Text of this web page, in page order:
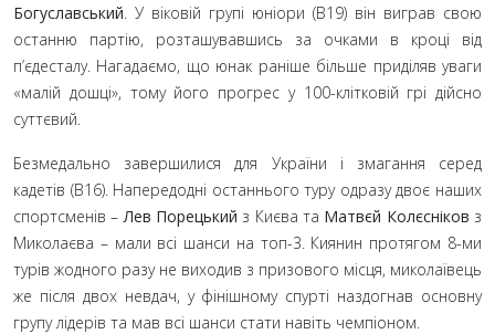
Богуславський. У віковій групі юніори (B19) він виграв свою
останню партію, розташувавшись за очками в кроці від
п’єдесталу. Нагадаємо, що юнак раніше більше приділяв уваги
«малій дошці», тому його прогрес у 100-клітковій грі дійсно
суттєвий.
Безмедально завершилися для України і змагання серед
кадетів (B16). Напередодні останнього туру одразу двоє наших
спортсменів –Лев Порецький з Києва та Матвєй Колєсніков з
Миколаєва – мали всі шанси на топ-3. Киянин протягом 8-ми
турів жодного разу не виходив з призового місця, миколаївець
же після двох невдач, у фінішному спурті наздогнав основну
групу лідерів та мав всі шанси стати навіть чемпіоном.